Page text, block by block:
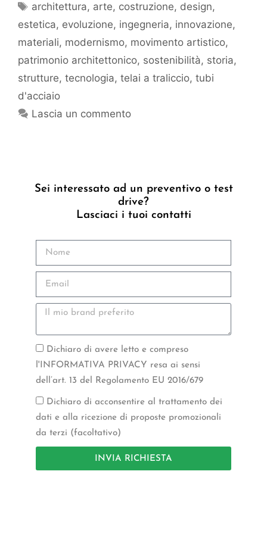
architettura, arte, costruzione, design,
estetica, evoluzione, ingegneria, innovazione,
materiali, modernismo, movimento artistico,
patrimonio architettonico, sostenibilità, storia,
strutture, tecnologia, telai a traliccio, tubi
d'acciaio
Lascia un commento
Sei interessato ad un preventivo o test
drive?
Lasciaci i tuoi contatti
Dichiaro di avere letto e compreso
l'INFORMATIVA PRIVACY resa ai sensi
dell’art. 13 del Regolamento EU 2016/679
Dichiaro di acconsentire al trattamento dei
dati e alla ricezione di proposte promozionali
da terzi (facoltativo)
INVIA RICHIESTA